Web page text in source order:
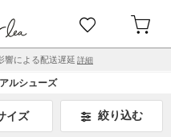
響による配送遅延 詳細
ルシューズ
イズ 絞り込む